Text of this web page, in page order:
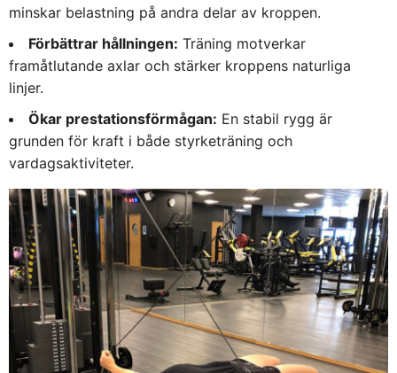
minskar belastning på andra delar av kroppen.
Förbättrar hållningen: Träning motverkar
framåtlutande axlar och stärker kroppens naturliga
linjer.
Ökar prestationsförmågan: En stabil rygg är
grunden för kraft i både styrketräning och
vardagsaktiviteter.